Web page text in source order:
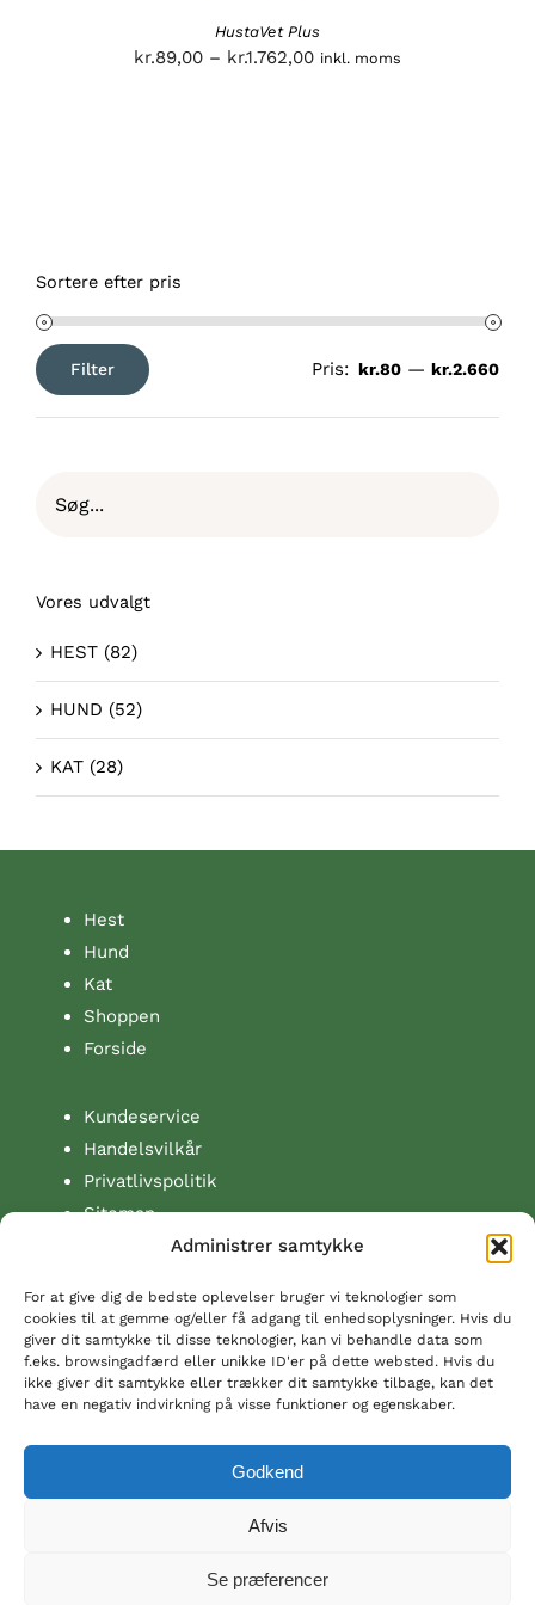
Administrer samtykke
For at give dig de bedste oplevelser bruger vi teknologier som
cookies til at gemme og/eller få adgang til enhedsoplysninger. Hvis du
giver dit samtykke til disse teknologier, kan vi behandle data som
f.eks. browsingadfærd eller unikke ID'er på dette websted. Hvis du
ikke giver dit samtykke eller trækker dit samtykke tilbage, kan det
have en negativ indvirkning på visse funktioner og egenskaber.
Godkend
Afvis
Se præferencer
HustaVet Plus
kr.89,00 – kr.1.762,00Prisinterval:
inkl. moms
Sortere efter pris
Mindste
pris
Højeste
pris
Filter Pris: kr.80 — kr.2.660
Vores udvalgt
HEST (82)
HUND (52)
KAT (28)
Hest
Hund
Kat
Shoppen
Forside
Kundeservice
Handelsvilkår
Privatlivspolitik
Sitemap
Om cdvet.dk
Danske cdVet tilbyder et meget bredt udvalg af
naturprodukter – fodertilskud og plejeprodukter –
der bidrager til sundheden for heste, familiedyr,
zoodyr og landbrugsdyr. Også til brug i økologiske
HorseConsult.com
DK41916117 . Copyright © 2026